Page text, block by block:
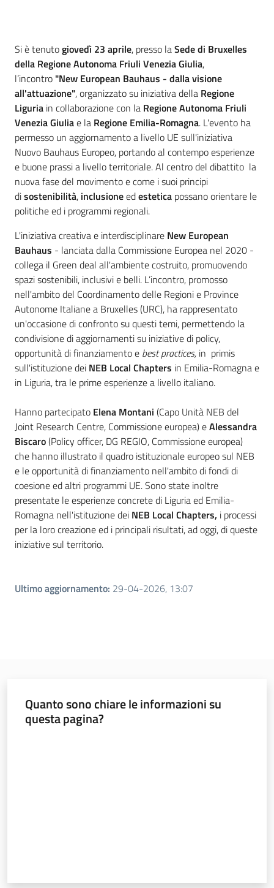
Regione
Romagna
Regione
Novità
Servizi
Leggi Atti Bandi
Argomenti
Introduzione
Si è tenutogiovedì 23 aprile, presso laSede di Bruxelles
della Regione Autonoma Friuli Venezia Giulia,
l’incontro "New European Bauhaus - dalla visione
all'attuazione", organizzato su iniziativa della Regione
Liguria in collaborazione con la Regione Autonoma Friuli
Venezia Giuliae la Regione Emilia-Romagna. L'evento ha
permesso un aggiornamento a livello UE sull'iniziativa
Nuovo Bauhaus Europeo, portando al contempo esperienze
e buone prassi a livello territoriale. Al centro del dibattito la
nuova fase del movimento e come i suoi principi
disostenibilità, inclusioneedestetica possano orientare le
politiche ed i programmi regionali.
L'iniziativa creativa e interdisciplinare New European
Bauhaus - lanciata dalla Commissione Europea nel 2020 -
collega il Green deal all'ambiente costruito, promuovendo
spazi sostenibili, inclusivi e belli. L’incontro, promosso
nell'ambito del Coordinamento delle Regioni e Province
Autonome Italiane a Bruxelles (URC), ha rappresentato
un'occasione di confronto su questi temi, permettendo la
condivisione di aggiornamenti su iniziative di policy,
opportunità di finanziamento e best practices, in primis
sull'istituzione dei NEB Local Chapters in Emilia-Romagna e
in Liguria, tra le prime esperienze a livello italiano.
Hanno partecipato Elena Montani (Capo Unità NEB del
Joint Research Centre, Commissione europea) eAlessandra
Biscaro(Policy officer, DG REGIO, Commissione europea)
che hanno illustrato il quadro istituzionale europeo sul NEB
e le opportunità di finanziamento nell'ambito di fondi di
coesione ed altri programmi UE. Sono state inoltre
presentate le esperienze concrete di Liguria ed Emilia-
Romagna nell'istituzione dei NEB Local Chapters, i processi
per la loro creazione ed i principali risultati, ad oggi, di queste
iniziative sul territorio.
Ultimo aggiornamento: 29-04-2026, 13:07
Quanto sono chiare le informazioni su
questa pagina?